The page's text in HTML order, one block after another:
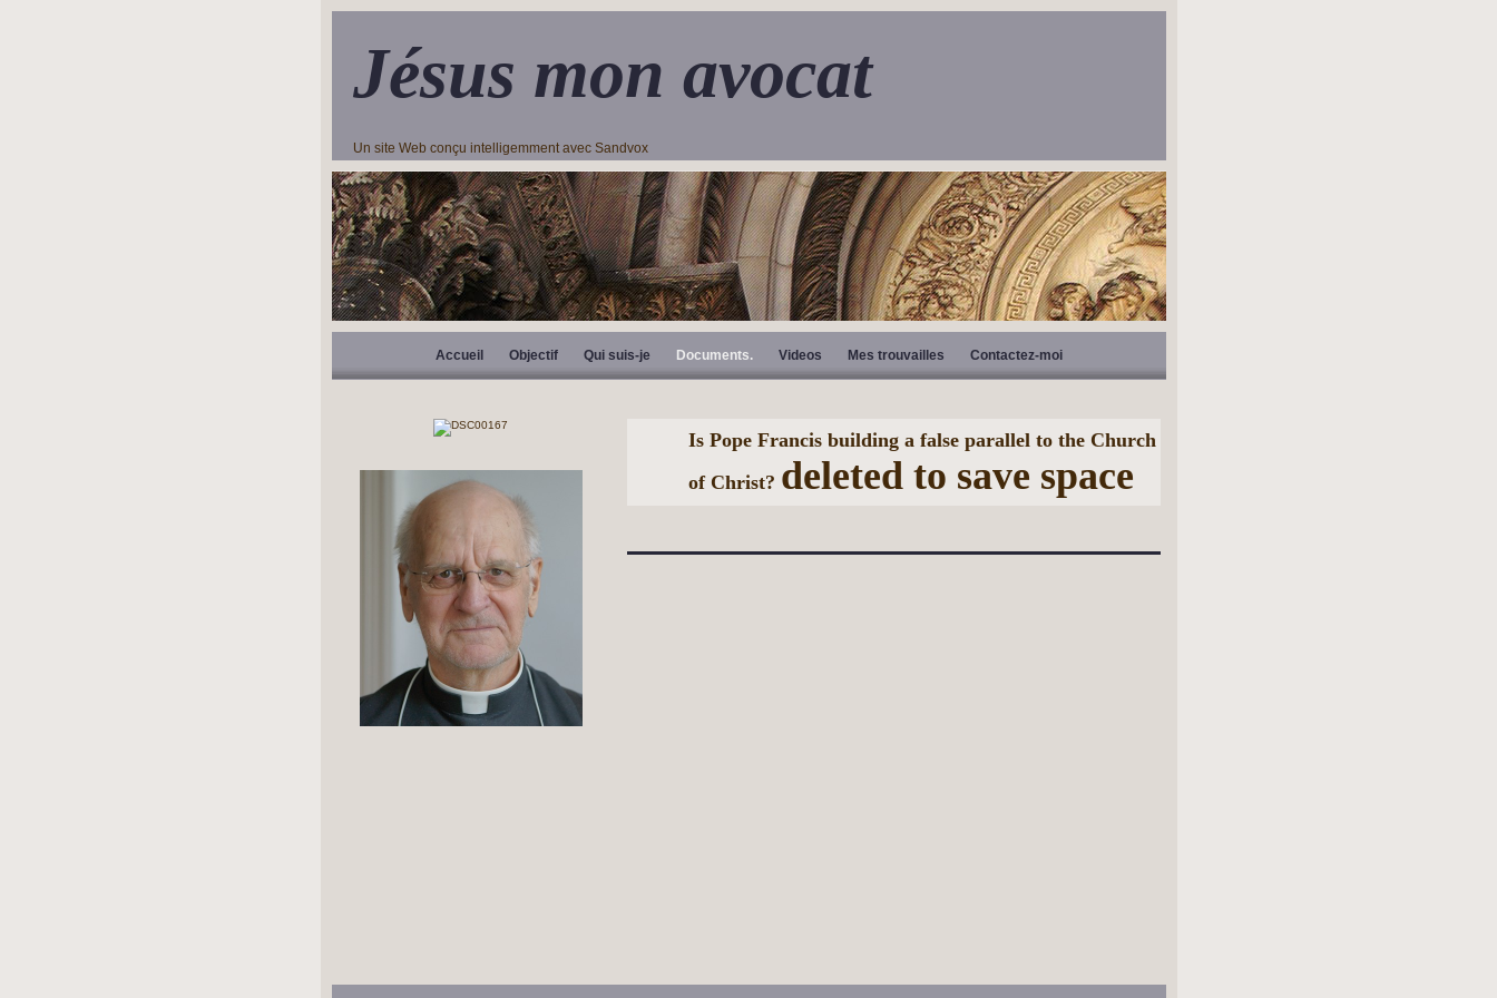
Jésus mon avocat
Un site Web conçu intelligemment avec Sandvox
Accueil Objectif Qui suis-je Documents. Videos Mes trouvailles Contactez-moi
Is Pope Francis building a false parallel to the Church
of Christ? deleted to save space